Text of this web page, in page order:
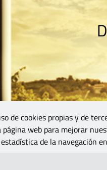
de cookies propias y de
web para mejorar
de la navegación